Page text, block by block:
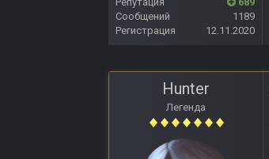
Сообщений
1189
Регистрация
12.11.2020
Hunter
Легенда